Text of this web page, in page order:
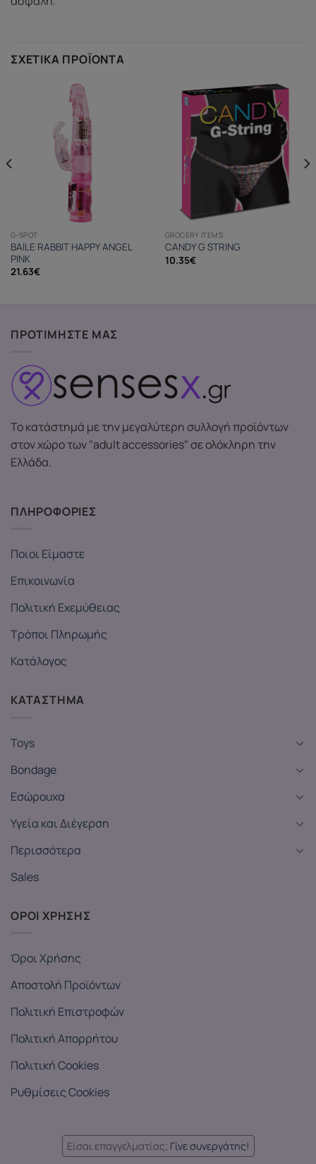
ΣΧΕΤΙΚΆ ΠΡΟΪΌΝΤΑ
G-SPOT
BAILE RABBIT HAPPY ANGEL
PINK
21.63€
GROCERY ITEMS
CANDY G STRING
10.35€
ΠΡΟΤΙΜΗΣΤΕ ΜΑΣ
Το κατάστημά με την μεγαλύτερη συλλογή προϊόντων
στον χώρο των "adult accessories" σε ολόκληρη την
Ελλάδα.
ΠΛΗΡΟΦΟΡΙΕΣ
Ποιοι Είμαστε
Επικοινωνία
Πολιτική Εχεμύθειας
Τρόποι Πληρωμής
Κατάλογος
ΚΑΤΑΣΤΗΜΑ
Toys
Bondage
Εσώρουχα
Υγεία και Διέγερση
Περισσότερα
Sales
ΟΡΟΙ ΧΡΗΣΗΣ
Όροι Χρήσης
Αποστολή Προϊόντων
Πολιτική Επιστροφών
Πολιτική Απορρήτου
Πολιτική Cookies
Ρυθμίσεις Cookies
Είσαι επαγγελματίας; Γίνε συνεργάτης!